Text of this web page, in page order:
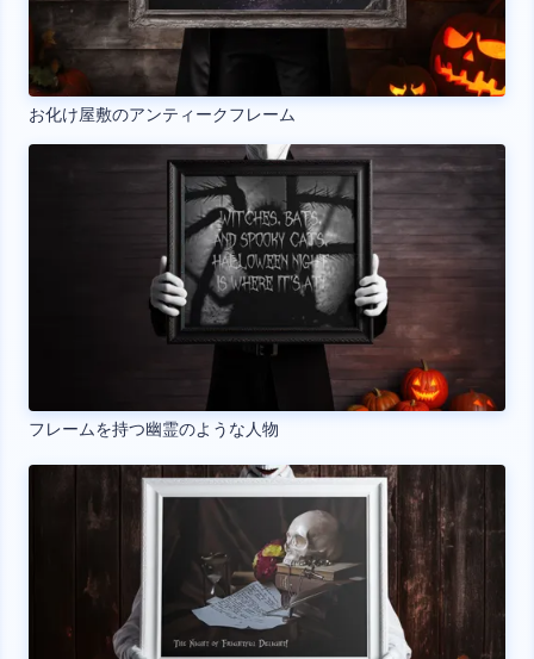
お化け屋敷のアンティークフレーム
フレームを持つ幽霊のような人物